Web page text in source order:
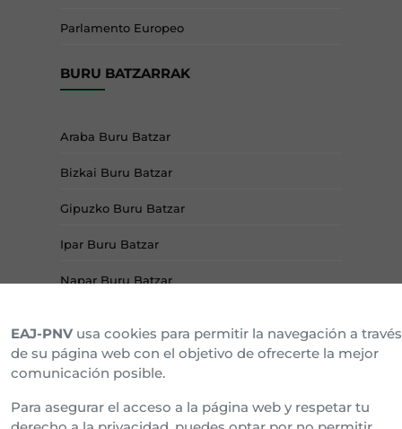
Parlamento Europeo
BURU BATZARRAK
Araba Buru Batzar
Bizkai Buru Batzar
Gipuzko Buru Batzar
Ipar Buru Batzar
Napar Buru Batzar
EAJ-PNV usa cookies para permitir la navegación a través
de su página web con el objetivo de ofrecerte la mejor
comunicación posible.
Para asegurar el acceso a la página web y respetar tu